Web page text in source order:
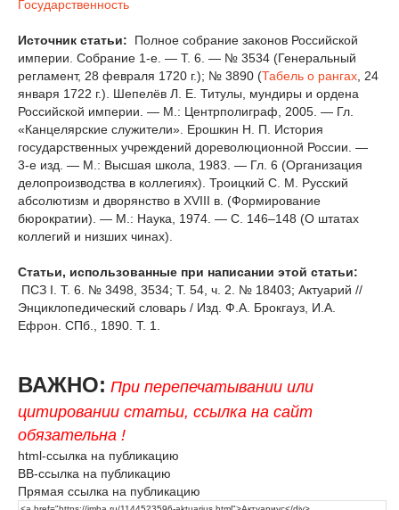
Государственность
Источник статьи:
Полное собрание законов Российской
империи. Собрание 1-е. — Т. 6. — № 3534 (Генеральный
регламент, 28 февраля 1720 г.); № 3890 (Табель о рангах , 24
января 1722 г.). Шепелёв Л. Е. Титулы, мундиры и ордена
Российской империи. — М.: Центрполиграф, 2005. — Гл.
«Канцелярские служители». Ерошкин Н. П. История
государственных учреждений дореволюционной России. —
3-е изд. — М.: Высшая школа, 1983. — Гл. 6 (Организация
делопроизводства в коллегиях). Троицкий С. М. Русский
абсолютизм и дворянство в XVIII в. (Формирование
бюрократии). — М.: Наука, 1974. — С. 146–148 (О штатах
коллегий и низших чинах).
Статьи, использованные при написании этой статьи:
ПСЗ I. Т. 6. № 3498, 3534; Т. 54, ч. 2. № 18403; Актуарий //
Энциклопедический словарь / Изд. Ф.А. Брокгауз, И.А.
Ефрон. СПб., 1890. Т. 1.
ВАЖНО: При перепечатывании или
цитировании статьи, ссылка на сайт
обязательна !
html-ссылка на публикацию
BB-ссылка на публикацию
Прямая ссылка на публикацию